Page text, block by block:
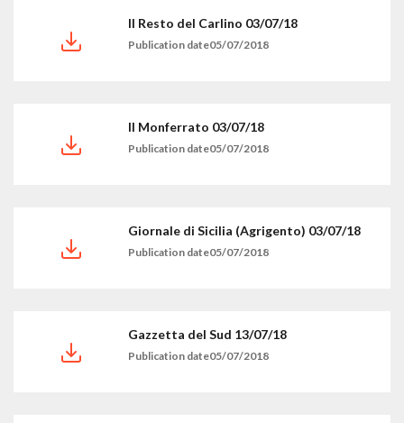
Il Resto del Carlino 03/07/18
Publication date05/07/2018
Il Monferrato 03/07/18
Publication date05/07/2018
Giornale di Sicilia (Agrigento) 03/07/18
Publication date05/07/2018
Gazzetta del Sud 13/07/18
Publication date05/07/2018